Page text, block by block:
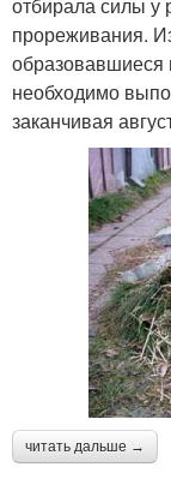
прореживания.
необходимо
заканчивая
читать дальше →